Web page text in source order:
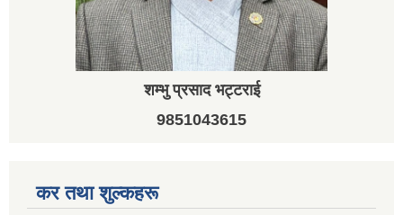
शम्भु प्रसाद भट्टराई
9851043615
कर तथा शुल्कहरू